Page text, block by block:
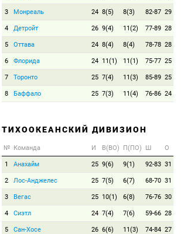
3 Монреаль 24 8(5) 8(3) 82-87 29
4 Детройт 26 9(4) 11(2) 77-89 28
5 Оттава 24 8(4) 8(4) 78-78 28
6 Флорида 24 11(1) 11(1) 75-77 25
7 Торонто 25 7(4) 11(3) 85-89 25
8 Баффало 25 7(3) 11(4) 76-86 24
ТИХООКЕАНСКИЙ ДИВИЗИОН
№ Команда И В(ВО) П(ПО) Ш О
1 Анахайм 25 9(6) 9(1) 92-83 31
2 Лос-Анджелес 25 7(5) 6(7) 68-70 31
3 Вегас 25 10(1) 6(8) 76-76 30
4 Сиэтл 24 7(4) 7(6) 59-66 28
5 Сан-Хосе 26 6(6) 11(3) 74-84 27